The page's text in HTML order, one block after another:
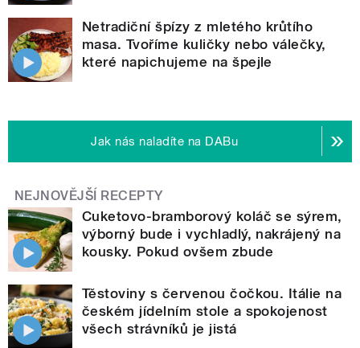
Netradiční špízy z mletého krůtího
masa. Tvoříme kuličky nebo válečky,
které napichujeme na špejle
Jak nás naladíte na DABu
NEJNOVĚJŠÍ RECEPTY
Cuketovo-bramborový koláč se sýrem,
výborný bude i vychladlý, nakrájený na
kousky. Pokud ovšem zbude
Těstoviny s červenou čočkou. Itálie na
českém jídelním stole a spokojenost
všech strávníků je jistá